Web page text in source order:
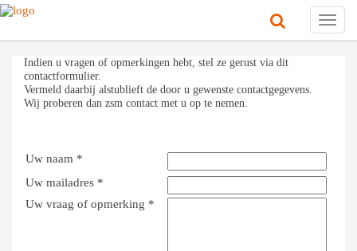
Indien u vragen of opmerkingen hebt, stel ze gerust via dit
contactformulier.
Vermeld daarbij alstublieft de door u gewenste contactgegevens.
Wij proberen dan zsm contact met u op te nemen.
Uw naam *
Uw mailadres *
Uw vraag of opmerking *